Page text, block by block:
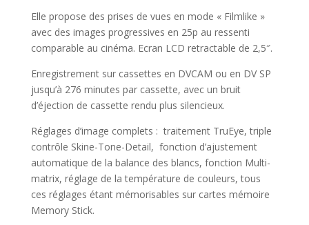
Elle propose des prises de vues en mode « Filmlike »
avec des images progressives en 25p au ressenti
comparable au cinéma. Ecran LCD retractable de 2,5″.
Enregistrement sur cassettes en DVCAM ou en DV SP
jusqu’à 276 minutes par cassette, avec un bruit
d’éjection de cassette rendu plus silencieux.
Réglages d’image complets : traitement TruEye, triple
contrôle Skine-Tone-Detail, fonction d’ajustement
automatique de la balance des blancs, fonction Multi-
matrix, réglage de la température de couleurs, tous
ces réglages étant mémorisables sur cartes mémoire
Memory Stick.